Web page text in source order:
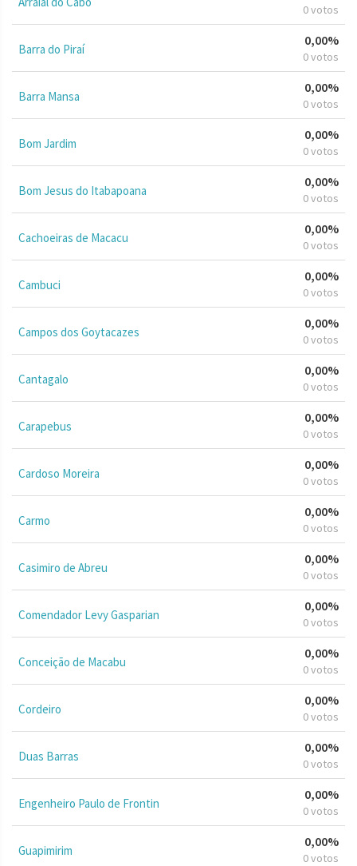
0 votos
Barra do Piraí
0,00%
0 votos
Barra Mansa
0,00%
0 votos
Bom Jardim
0,00%
0 votos
Bom Jesus do Itabapoana
0,00%
0 votos
Cachoeiras de Macacu
0,00%
0 votos
Cambuci
0,00%
0 votos
Campos dos Goytacazes
0,00%
0 votos
Cantagalo
0,00%
0 votos
Carapebus
0,00%
0 votos
Cardoso Moreira
0,00%
0 votos
Carmo
0,00%
0 votos
Casimiro de Abreu
0,00%
0 votos
Comendador Levy Gasparian
0,00%
0 votos
Conceição de Macabu
0,00%
0 votos
Cordeiro
0,00%
0 votos
Duas Barras
0,00%
0 votos
Engenheiro Paulo de Frontin
0,00%
0 votos
Guapimirim
0,00%
0 votos